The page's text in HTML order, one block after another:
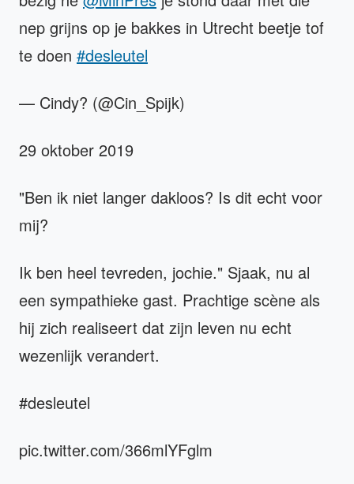
nep grijns op je bakkes in Utrecht beetje tof
te doen #desleutel
— Cindy? (@Cin_Spijk)
29 oktober 2019
"Ben ik niet langer dakloos? Is dit echt voor
mij?
Ik ben heel tevreden, jochie." Sjaak, nu al
een sympathieke gast. Prachtige scène als
hij zich realiseert dat zijn leven nu echt
wezenlijk verandert.
#desleutel
pic.twitter.com/366mlYFglm